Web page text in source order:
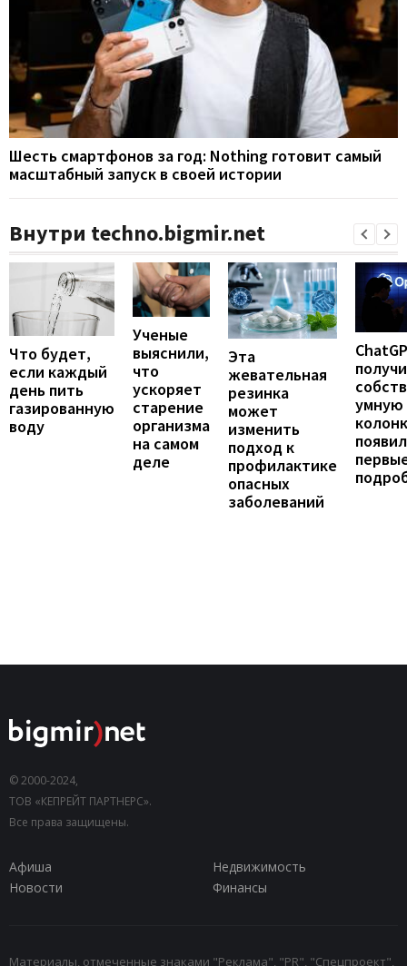
Шесть смартфонов за год: Nothing готовит самый
масштабный запуск в своей истории
Внутри techno.bigmir.net
Что будет,
если каждый
день пить
газированную
воду
Ученые
выяснили,
что
ускоряет
старение
организма
на самом
деле
Эта
жевательная
резинка
может
изменить
подход к
профилактике
опасных
заболеваний
умную
© 2000-2024,
ТОВ «КЕПРЕЙТ ПАРТНЕРС».
Все права защищены.
Афиша
Недвижимость
Новости
Финансы
Материалы, отмеченные знаками "Реклама", "PR", "Спецпроект",